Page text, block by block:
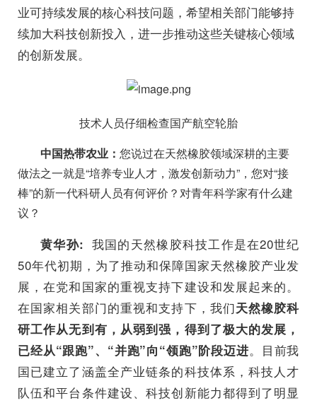
业可持续发展的核心科技问题，希望相关部门能够持
续加大科技创新投入，进一步推动这些关键核心领域
的创新发展。
技术人员仔细检查国产航空轮胎
中国热带农业： 您说过在天然橡胶领域深耕的主要
做法之一就是“培养专业人才，激发创新动力”，您对“接
棒”的新一代科研人员有何评价？对青年科学家有什么建
议？
黄华孙: 我国的天然橡胶科技工作是在20世纪
50年代初期，为了推动和保障国家天然橡胶产业发
展，在党和国家的重视支持下建设和发展起来的。
在国家相关部门的重视和支持下，我们天然橡胶科
研工作从无到有，从弱到强，得到了极大的发展，
已经从“跟跑”、“并跑”向“领跑”阶段迈进。目前我
国已建立了涵盖全产业链条的科技体系，科技人才
队伍和平台条件建设、科技创新能力都得到了明显